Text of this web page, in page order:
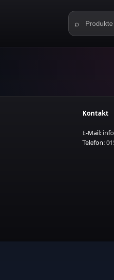
⌕
Kontakt
E‑Mail:
Telefon: